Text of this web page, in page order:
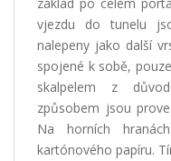
vjezdu do tunelu
nalepeny jako další
spojené k sobě,
skalpelem z
způsobem jsou
Na horních
kartónového papíru.